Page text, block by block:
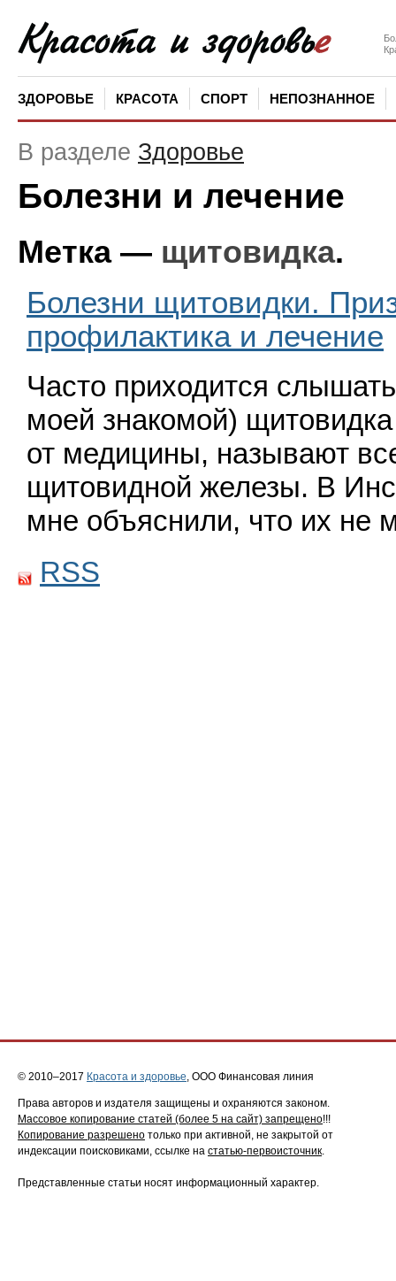
ЗДОРОВЬЕ КРАСОТА СПОРТ НЕПОЗНАННОЕ
В разделе Здоровье
Болезни и лечение
Метка — щитовидка.
Болезни щитовидки.
профилактика и лечение
Часто приходится
моей знакомой)
от медицины, называют
щитовидной железы. В
мне объяснили, что их не
RSS
© 2010–2017 Красота и здоровье, ООО Финансовая линия
Права авторов и издателя защищены и охраняются законом.
Массовое копирование статей (более 5 на сайт) запрещено!!!
Копирование разрешено только при активной, не закрытой от
индексации поисковиками, ссылке на статью-первоисточник.
Представленные статьи носят информационный характер.